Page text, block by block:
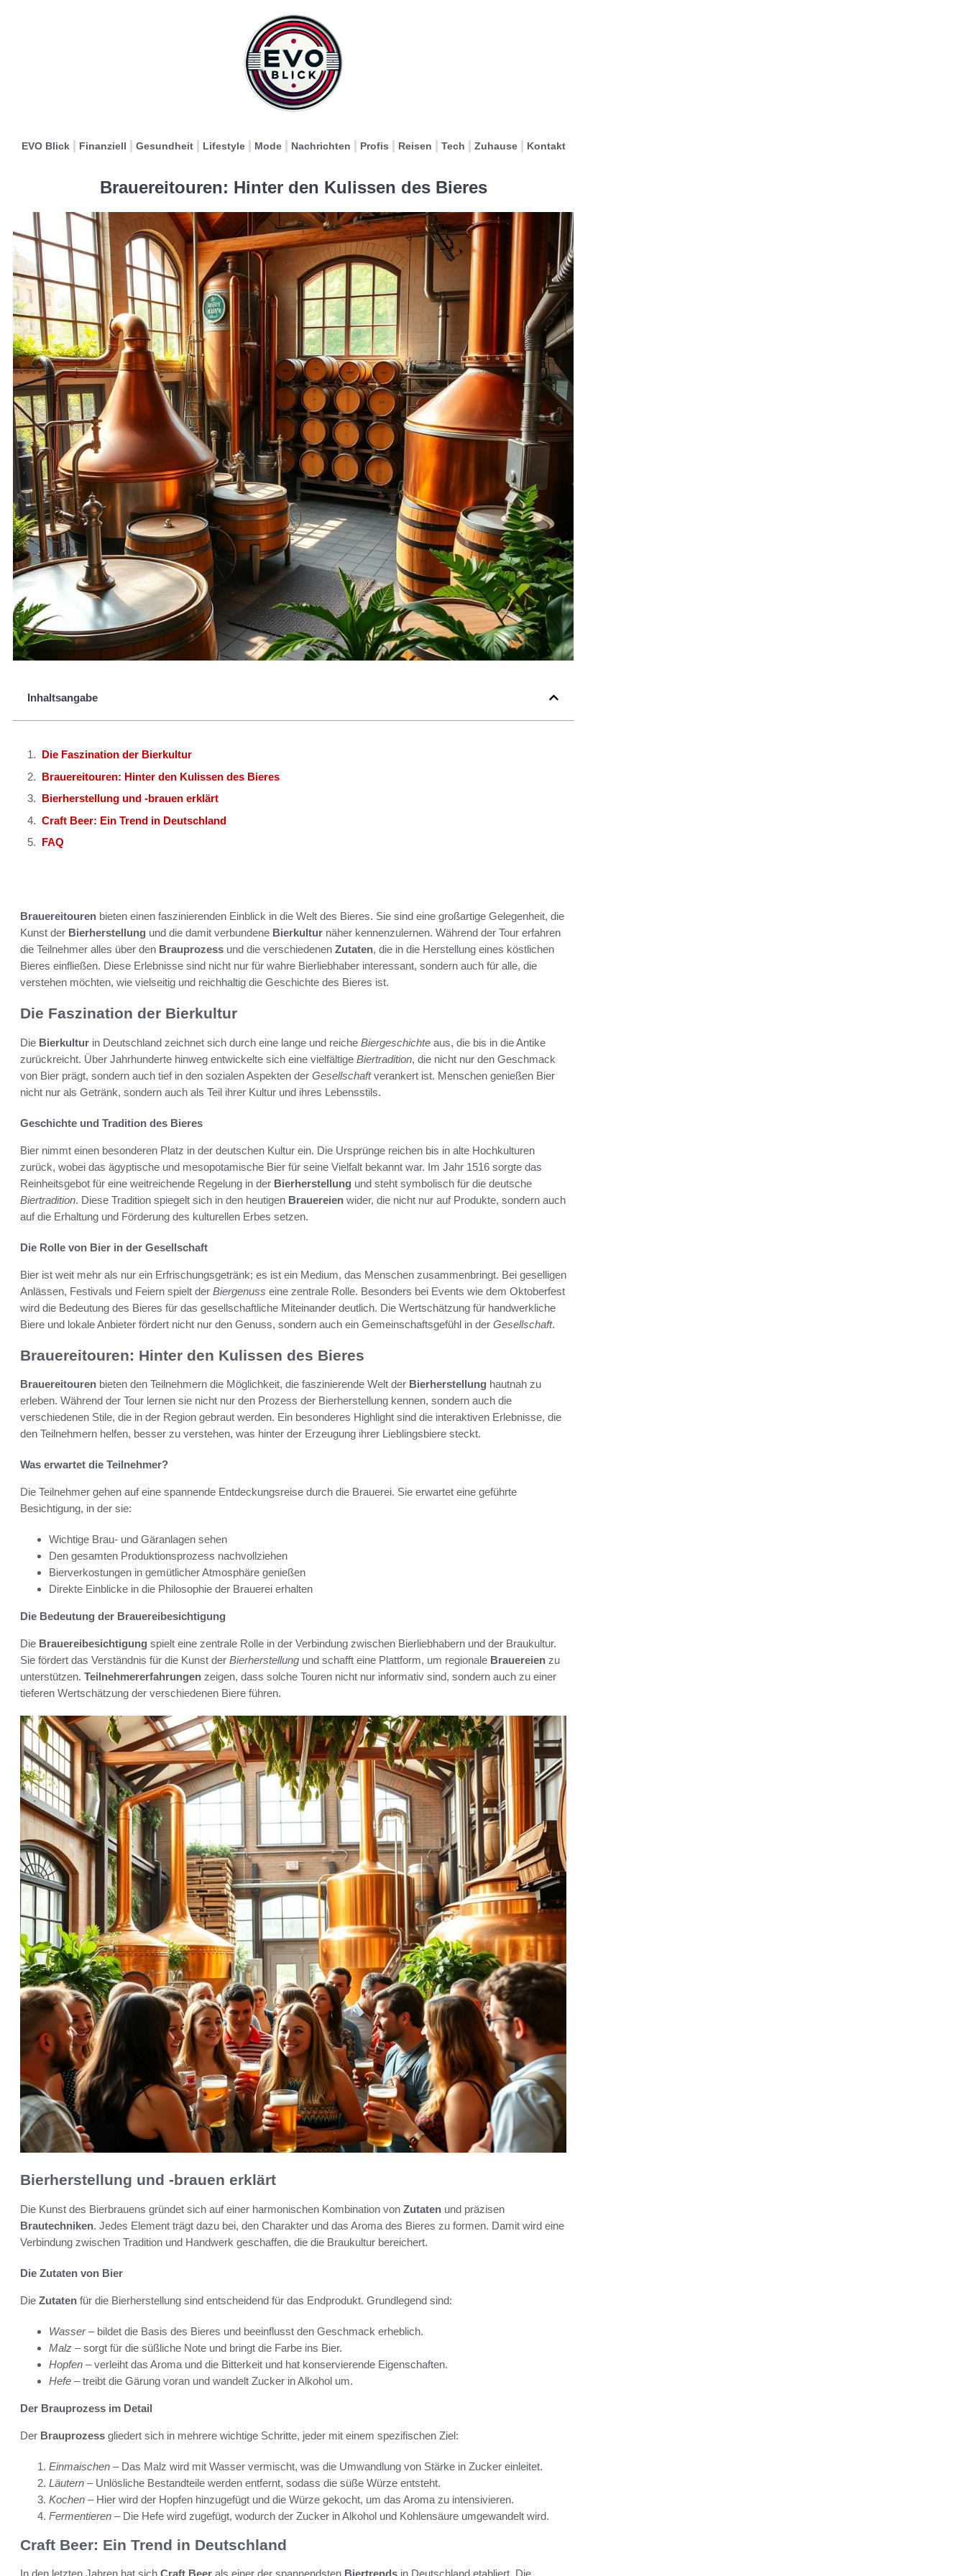
EVO Blick Finanziell Gesundheit Lifestyle Mode Nachrichten Profis Reisen Tech Zuhause Kontakt
Brauereitouren: Hinter den Kulissen des Bieres
Inhaltsangabe
Die Faszination der Bierkultur
Brauereitouren: Hinter den Kulissen des Bieres
Bierherstellung und -brauen erklärt
Craft Beer: Ein Trend in Deutschland
FAQ
Brauereitouren bieten einen faszinierenden Einblick in die Welt des Bieres. Sie sind eine großartige Gelegenheit, die
Kunst der Bierherstellung und die damit verbundene Bierkultur näher kennenzulernen. Während der Tour erfahren
die Teilnehmer alles über den Brauprozess und die verschiedenen Zutaten, die in die Herstellung eines köstlichen
Bieres einfließen. Diese Erlebnisse sind nicht nur für wahre Bierliebhaber interessant, sondern auch für alle, die
verstehen möchten, wie vielseitig und reichhaltig die Geschichte des Bieres ist.
Die Faszination der Bierkultur
Die Bierkultur in Deutschland zeichnet sich durch eine lange und reiche Biergeschichte aus, die bis in die Antike
zurückreicht. Über Jahrhunderte hinweg entwickelte sich eine vielfältige Biertradition, die nicht nur den Geschmack
von Bier prägt, sondern auch tief in den sozialen Aspekten der Gesellschaftverankert ist. Menschen genießen Bier
nicht nur als Getränk, sondern auch als Teil ihrer Kultur und ihres Lebensstils.
Geschichte und Tradition des Bieres
Bier nimmt einen besonderen Platz in der deutschen Kultur ein. Die Ursprünge reichen bis in alte Hochkulturen
zurück, wobei das ägyptische und mesopotamische Bier für seine Vielfalt bekannt war. Im Jahr 1516 sorgte das
Reinheitsgebot für eine weitreichende Regelung in der Bierherstellung und steht symbolisch für die deutsche
Biertradition. Diese Tradition spiegelt sich in den heutigen Brauereien wider, die nicht nur auf Produkte, sondern auch
auf die Erhaltung und Förderung des kulturellen Erbes setzen.
Die Rolle von Bier in der Gesellschaft
Bier ist weit mehr als nur ein Erfrischungsgetränk; es ist ein Medium, das Menschen zusammenbringt. Bei geselligen
Anlässen, Festivals und Feiern spielt der Biergenuss eine zentrale Rolle. Besonders bei Events wie dem Oktoberfest
wird die Bedeutung des Bieres für das gesellschaftliche Miteinander deutlich. Die Wertschätzung für handwerkliche
Biere und lokale Anbieter fördert nicht nur den Genuss, sondern auch ein Gemeinschaftsgefühl in der Gesellschaft.
Brauereitouren: Hinter den Kulissen des Bieres
Brauereitouren bieten den Teilnehmern die Möglichkeit, die faszinierende Welt der Bierherstellung hautnah zu
erleben. Während der Tour lernen sie nicht nur den Prozess der Bierherstellung kennen, sondern auch die
verschiedenen Stile, die in der Region gebraut werden. Ein besonderes Highlight sind die interaktiven Erlebnisse, die
den Teilnehmern helfen, besser zu verstehen, was hinter der Erzeugung ihrer Lieblingsbiere steckt.
Was erwartet die Teilnehmer?
Die Teilnehmer gehen auf eine spannende Entdeckungsreise durch die Brauerei. Sie erwartet eine geführte
Besichtigung, in der sie:
Wichtige Brau- und Gäranlagen sehen
Den gesamten Produktionsprozess nachvollziehen
Bierverkostungen in gemütlicher Atmosphäre genießen
Direkte Einblicke in die Philosophie der Brauerei erhalten
Die Bedeutung der Brauereibesichtigung
Die Brauereibesichtigung spielt eine zentrale Rolle in der Verbindung zwischen Bierliebhabern und der Braukultur.
Sie fördert das Verständnis für die Kunst der Bierherstellung und schafft eine Plattform, um regionale Brauereien zu
unterstützen. Teilnehmererfahrungen zeigen, dass solche Touren nicht nur informativ sind, sondern auch zu einer
tieferen Wertschätzung der verschiedenen Biere führen.
Bierherstellung und -brauen erklärt
Die Kunst des Bierbrauens gründet sich auf einer harmonischen Kombination von Zutaten und präzisen
Brautechniken. Jedes Element trägt dazu bei, den Charakter und das Aroma des Bieres zu formen. Damit wird eine
Verbindung zwischen Tradition und Handwerk geschaffen, die die Braukultur bereichert.
Die Zutaten von Bier
Die Zutaten für die Bierherstellung sind entscheidend für das Endprodukt. Grundlegend sind:
Wasser– bildet die Basis des Bieres und beeinflusst den Geschmack erheblich.
Malz – sorgt für die süßliche Note und bringt die Farbe ins Bier.
Hopfen – verleiht das Aroma und die Bitterkeit und hat konservierende Eigenschaften.
Hefe – treibt die Gärung voran und wandelt Zucker in Alkohol um.
Der Brauprozess im Detail
Der Brauprozess gliedert sich in mehrere wichtige Schritte, jeder mit einem spezifischen Ziel:
Einmaischen – Das Malz wird mit Wasser vermischt, was die Umwandlung von Stärke in Zucker einleitet.
Läutern – Unlösliche Bestandteile werden entfernt, sodass die süße Würze entsteht.
Kochen – Hier wird der Hopfen hinzugefügt und die Würze gekocht, um das Aroma zu intensivieren.
Fermentieren – Die Hefe wird zugefügt, wodurch der Zucker in Alkohol und Kohlensäure umgewandelt wird.
Craft Beer: Ein Trend in Deutschland